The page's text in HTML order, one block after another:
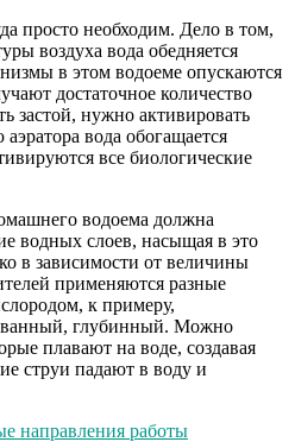
просто необходим. Дело в том,
воздуха вода обедняется
в этом водоеме опускаются
достаточное количество
застой, нужно активировать
вода обогащается
все биологические
водоема должна
водных слоев, насыщая в это
в зависимости от величины
применяются разные
к примеру,
глубинный. Можно
плавают на воде, создавая
струи падают в воду и
направления работы